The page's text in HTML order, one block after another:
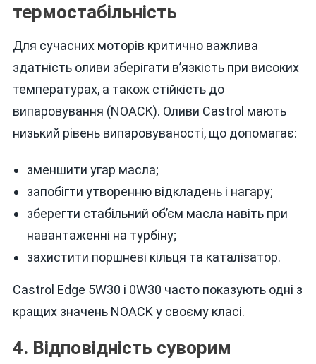
термостабільність
Для сучасних моторів критично важлива
здатність оливи зберігати в’язкість при високих
температурах, а також стійкість до
випаровування (NOACK). Оливи Castrol мають
низький рівень випаровуваності, що допомагає:
зменшити угар масла;
запобігти утворенню відкладень і нагару;
зберегти стабільний об’єм масла навіть при
навантаженні на турбіну;
захистити поршневі кільця та каталізатор.
Castrol Edge 5W30 і 0W30 часто показують одні з
кращих значень NOACK у своєму класі.
4. Відповідність суворим